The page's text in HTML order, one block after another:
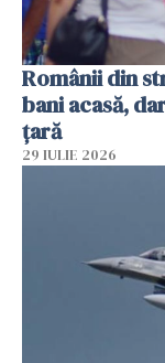
Românii din
bani acasă,
țară
29 IULIE 2026